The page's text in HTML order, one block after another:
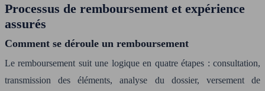
Processus de remboursement et expérience
assurés
Comment se déroule un remboursement
Le remboursement suit une logique en quatre étapes : consultation,
transmission des éléments, analyse du dossier, versement de